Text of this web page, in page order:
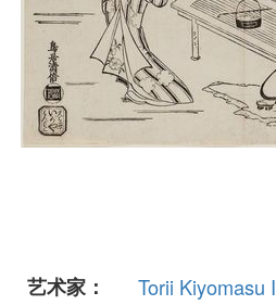
艺术家：
Torii Kiyomasu I